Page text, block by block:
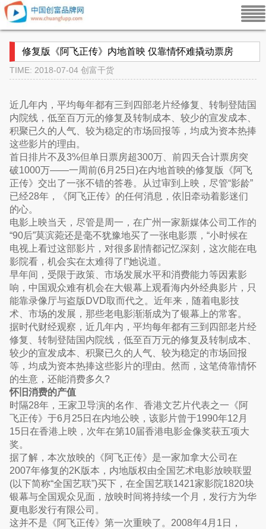
修复版《阿飞正传》内地首映 仅靠情怀难撬动票房
TIME: 2018-07-04 创富干货
近几年内，平均每年都有三到四部老片经修复、转制登陆国
内院线，低至百万元的修复及转制成本、较少的宣发成本、
积聚已久的人气、较为稳定的市场回报等，均成为资本热捧
这些影片的理由。
首日排片不及3%但单日票房超300万、前四天合计票房突
破1000万——一周前(6月25日)在内地首映的修复版《阿飞
正传》交出了一张不错的答卷。从过审到上映，尽管“影龄”
已经28年，《阿飞正传》的任何消息，依旧牵动着影迷们
的心。
电影上映当天，尽管是周一，在广州一家新媒体公司工作的
“90后”莫滨菀还是毫不犹豫地买了一张电影票，“小时候在
电视上看过这部影片，对很多剧情都记忆深刻，这次能在电
影院看，机会实在太难得了!”她说道。
早年间，受限于政策、市场发展水平和消费能力等因素影
响，中国观众难有机会在大银幕上观看海内外经典影片，只
能靠录像厅与盗版DVD取而代之。近年来，随着电影技
术、市场的发展，那些老电影渐渐成为了银幕上的常客。
据时代财经观察，近几年内，平均每年都有三到四部老片经
修复、转制登陆国内院线，低至百万元的修复及转制成本、
较少的宣发成本、积聚已久的人气、较为稳定的市场回报
等，均成为资本热捧这些影片的理由。然而，这笔倚靠情怀
的生意，还能消费多久?
怀旧消费的产值
时隔28年，王家卫导演的名作、香港文艺片代表之一《阿
飞正传》于6月25日在内地公映，该影片曾于1990年12月
15日在香港上映，次年在第10届香港电影金像奖获五项大
奖。
据了解，本次放映的《阿飞正传》是一家加拿大公司在
2007年修复的2K版本，内地版权由全国艺术电影放映联盟
(以下简称“全国艺联”)买下，在全国艺联1421家影院1820块
银幕与全国观众见面，放映时间将持续一个月，发行方为华
夏电影发行有限公司。
这并不是《阿飞正传》第一次重映了。2008年4月1日，